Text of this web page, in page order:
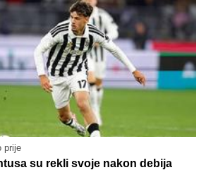
prije
su rekli svoje nakon debija